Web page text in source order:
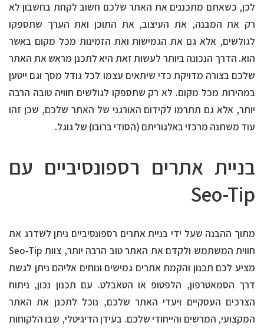
לכן, כשאתם מתכננים את האתר שלכם חשוב לקחת בחשבון לא
רק את המבנה, את העיצוב, את התוכן ואת הערך שתספקו
לגולשים, אלא גם את הגמישות ואת הזמינות מכל מקום באשר
הוא. הדרך הנכונה ביותר לעשות זאת היא לתכנן מראש את האתר
שלכם בצורה מדויקת כדי שיתאים עצמו לכל גודל מסך וגם ייטען
במהירות מכל מקום. לא רק שתספקו לגולשים חוויה טובה הרבה
יותר, אלא גם תתרמו לקידום האורגני של האתר שלכם, שכן זהו
עוד משתנה מרכזי באלגוריתם (הסודי ברובו) של גוגל.
בניית אתרים רספונסיביים עם
Seo-Tip
מתוך ההבנה שעל ידי בניית אתרים רספונסיביים ניתן לשדרג את
חווית המשתמש ולקדם את האתר טוב הרבה יותר, צוות Seo-Tip
מציע לכם תכנון והקמת אתרים גמישים ונוחים אליהם ניתן לגשת
דרך הסמאטרפון, הלפטופ או הטאבלט. עם תכנון נכון, ניתוח
הצרכים העסקיים ויעדי האתר שלכם, נוכל לתכנן את האתר
המקצועי, המרשים והייחודי שלכם. בעידן הדיגיטלי, שבו הלקוחות